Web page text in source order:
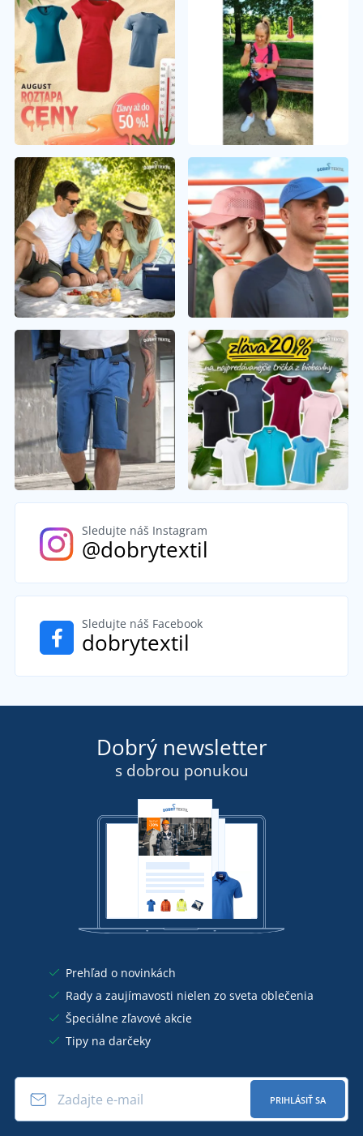
Sledujte náš Instagram
@dobrytextil
Sledujte náš Facebook
dobrytextil
Dobrý newsletter
s dobrou ponukou
Prehľad o novinkách
Rady a zaujímavosti nielen zo sveta oblečenia
Špeciálne zľavové akcie
Tipy na darčeky
PRIHLÁSIŤ SA